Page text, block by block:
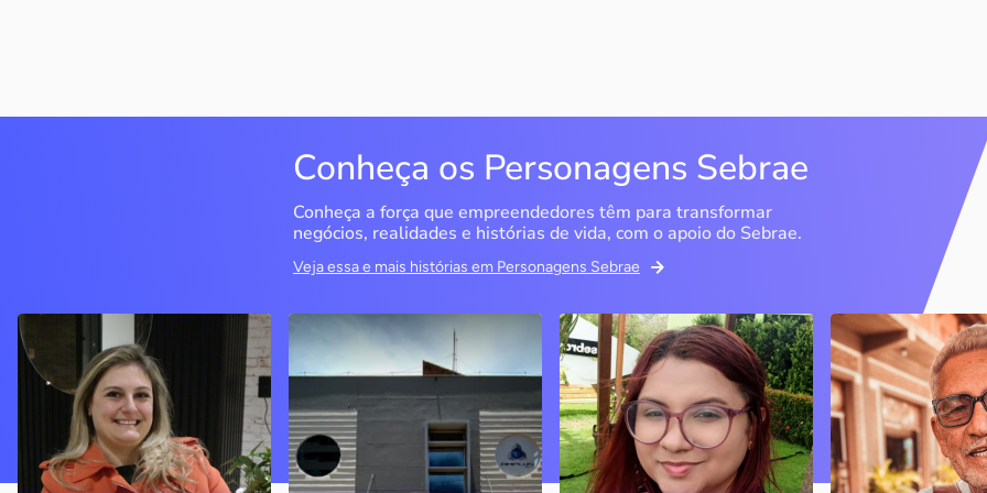
Conheça os Personagens Sebrae
Conheça a força que empreendedores têm para transformar
negócios, realidades e histórias de vida, com o apoio do Sebrae.
Veja essa e mais histórias em Personagens Sebrae
Delucci
Bento Gonçalves / RS
Sem saber muito sobre
empreendedorismo, o casal
contou com o Sebrae para
aprender tudo sobre o
assunto, colocar o negócio
Infoecia Software
Ltda
Londrina / PR
Com mais de 20 anos de
mercado, o empresário
contou com o Sebrae para o
crescimento do negócio
Memória Ancestral
São Luís / MA
Ao lado da irmã e com o
apoio do Sebrae, a Memória
Ancestral utiliza inteligência
artificial com o objetivo de
melhorar a qualidade de vida
Espedito
Nova Olinda / CE
Peças criadas
cearense já foram
apresentadas em
novelas, desfiles
até em exposições